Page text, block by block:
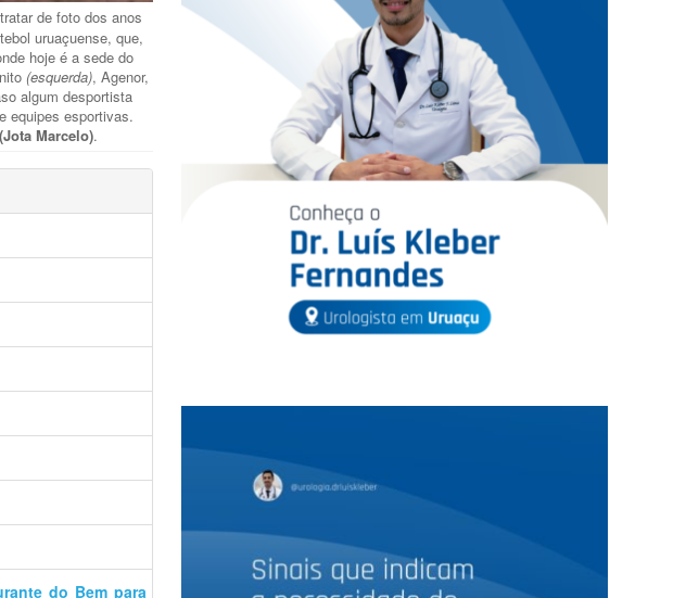
de foto dos anos
uruaçuense, que,
hoje é a sede do
(esquerda), Agenor,
algum desportista
equipes esportivas.
(Jota Marcelo).
do Bem para